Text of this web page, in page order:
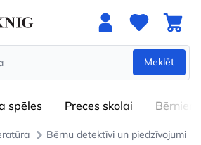
Meklēt
spēles Preces skolai Bērniem
Bērnu detektīvi un piedzīvojumi